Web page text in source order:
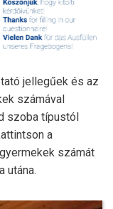
jellegűek és az
számával
szoba típustól
a
számát
utána.